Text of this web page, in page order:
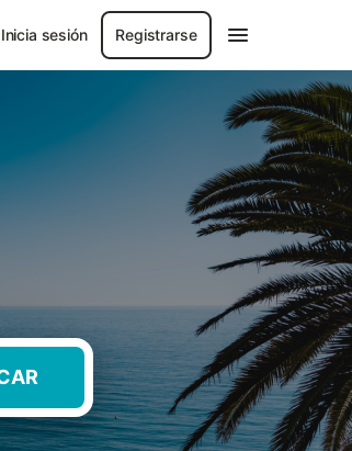
Inicia sesión Registrarse